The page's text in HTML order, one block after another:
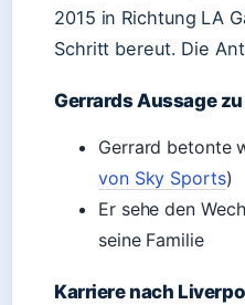
2015 in Richtung LA
Schritt bereut. Die
Gerrards Aussage
Gerrard betonte
von Sky Sports)
Er sehe den
seine Familie
Karriere nach